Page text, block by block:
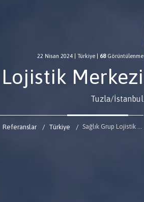
22 Nisan 2024 Türkiye 68Görüntülenme
Lojistik Merkezi
Tuzla/İstanbul
Referanslar Türkiye Sağlık Grup Lojistik Merkezi